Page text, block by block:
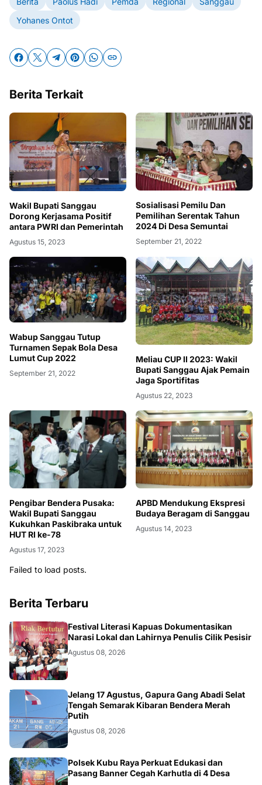
Yohanes Ontot
Berita Terkait
Wakil Bupati Sanggau
Dorong Kerjasama Positif
antara PWRI dan Pemerintah
Agustus 15, 2023
Sosialisasi Pemilu Dan
Pemilihan Serentak Tahun
2024 Di Desa Semuntai
September 21, 2022
Wabup Sanggau Tutup
Turnamen Sepak Bola Desa
Lumut Cup 2022
September 21, 2022
Meliau CUP II 2023: Wakil
Bupati Sanggau Ajak Pemain
Jaga Sportifitas
Agustus 22, 2023
Pengibar Bendera Pusaka:
Wakil Bupati Sanggau
Kukuhkan Paskibraka untuk
HUT RI ke-78
Agustus 17, 2023
APBD Mendukung Ekspresi
Budaya Beragam di Sanggau
Agustus 14, 2023
Failed to load posts.
Berita Terbaru
DAERAH
Festival Literasi Kapuas Dokumentasikan
Narasi Lokal dan Lahirnya Penulis Cilik Pesisir
Agustus 08, 2026
Jelang 17 Agustus, Gapura Gang Abadi Selat
Tengah Semarak Kibaran Bendera Merah
Putih
Agustus 08, 2026
KALBAR
Polsek Kubu Raya Perkuat Edukasi dan
Pasang Banner Cegah Karhutla di 4 Desa